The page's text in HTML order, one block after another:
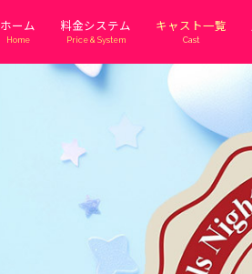
ホーム
Home
料金システム
Price & System
キャスト一覧
Cast